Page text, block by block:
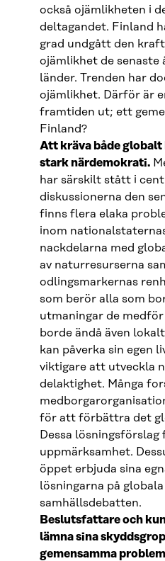
också ojämlikheten i
deltagandet. Finland
grad undgått den
ojämlikhet de senaste
länder. Trenden har
ojämlikhet. Därför är
framtiden ut; ett
Finland?
Att kräva både
stark närdemokrati.
har särskilt stått i
diskussionerna den
finns flera elaka
inom
nackdelarna med
av naturresurserna
odlingsmarkernas
som berör alla som
utmaningar de
borde ändå även
kan påverka sin egen
viktigare att utveckla
delaktighet. Många
för att förbättra det
Dessa
uppmärksamhet.
öppet erbjuda sina
lösningarna på
samhällsdebatten.
Beslutsfattare och
lämna sina
gemensamma